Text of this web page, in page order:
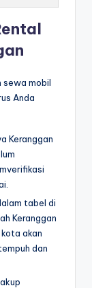
sewa mobil
Anda
Keranggan
tabel di
Keranggan
akan
dan